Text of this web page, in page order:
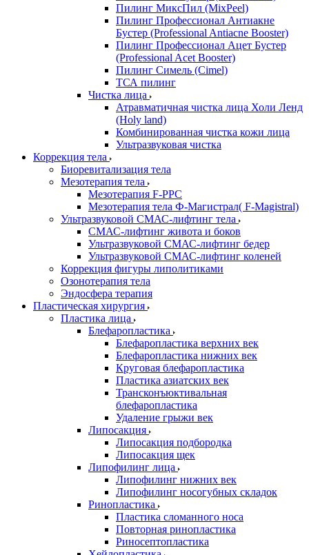
Пилинг МиксПил (MixPeel)
Пилинг Профессионал Антиакне
Бустер (Professional Antiacne Вooster)
Пилинг Профессионал Ацет Бустер
(Professional Acet Booster)
Пилинг Симель (Cimel)
ТСА пилинг
Чистка лица
Атравматичная чистка лица Холи Ленд
(Holy land)
Комбинированная чистка кожи лица
Ультразвуковая чистка
Коррекция тела
Биоревитализация тела
Мезотерапия тела
Мезотерапия F-PPC
Мезотерапия тела Ф-Магистрал( F-Magistral)
Ультразвуковой СМАС-лифтинг тела
СМАС-лифтинг живота и боков
Ультразвуковой СМАС-лифтинг бедер
Ультразвуковой СМАС-лифтинг коленей
Коррекция фигуры липолитиками
Озонотерапия тела
Эндосфера терапия
Пластическая хирургия
Пластика лица
Блефаропластика
Блефаропластика верхних век
Блефаропластика нижних век
Круговая блефаропластика
Пластика азиатских век
Трансконъюктивальная
блефаропластика
Удаление грыжи век
Липосакция
Липосакция подбородка
Липосакция щек
Липофилинг лица
Липофилинг нижних век
Липофилинг носогубных складок
Ринопластика
Пластика сломанного носа
Повторная ринопластика
Риносептопластика